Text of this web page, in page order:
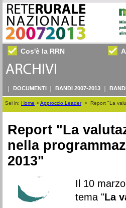
Cos'è la RRN
DOCUMENTI BANDI 2007-2013
Sei in: Home >Approccio Leader> Report "La
Report "La
nella
2013"
Il 10
tema "La